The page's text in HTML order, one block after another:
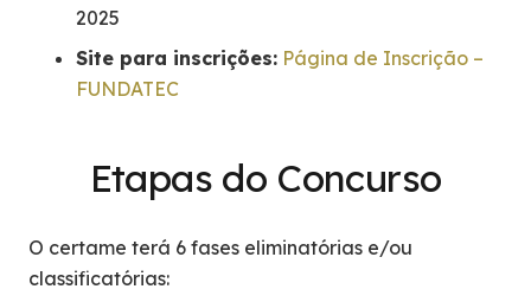
2025
Site para inscrições: Página de Inscrição –
FUNDATEC
Etapas do Concurso
O certame terá 6 fases eliminatórias e/ou
classificatórias: